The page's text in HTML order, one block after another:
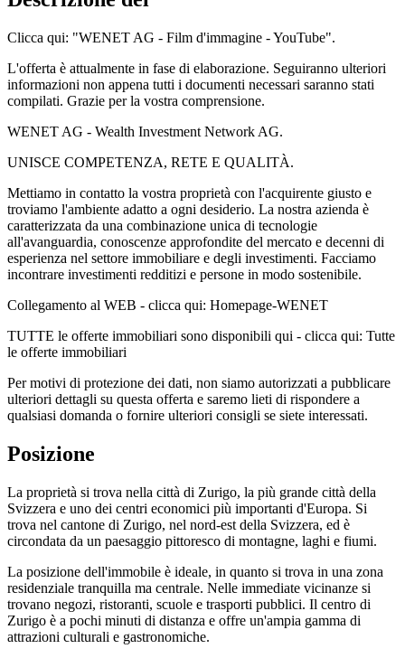
Clicca qui: "WENET AG - Film d'immagine - YouTube".
L'offerta è attualmente in fase di elaborazione. Seguiranno ulteriori
informazioni non appena tutti i documenti necessari saranno stati
compilati. Grazie per la vostra comprensione.
WENET AG - Wealth Investment Network AG.
UNISCE COMPETENZA, RETE E QUALITÀ.
Mettiamo in contatto la vostra proprietà con l'acquirente giusto e
troviamo l'ambiente adatto a ogni desiderio. La nostra azienda è
caratterizzata da una combinazione unica di tecnologie
all'avanguardia, conoscenze approfondite del mercato e decenni di
esperienza nel settore immobiliare e degli investimenti. Facciamo
incontrare investimenti redditizi e persone in modo sostenibile.
Collegamento al WEB - clicca qui: Homepage-WENET
TUTTE le offerte immobiliari sono disponibili qui - clicca qui: Tutte
le offerte immobiliari
Per motivi di protezione dei dati, non siamo autorizzati a pubblicare
ulteriori dettagli su questa offerta e saremo lieti di rispondere a
qualsiasi domanda o fornire ulteriori consigli se siete interessati.
Posizione
La proprietà si trova nella città di Zurigo, la più grande città della
Svizzera e uno dei centri economici più importanti d'Europa. Si
trova nel cantone di Zurigo, nel nord-est della Svizzera, ed è
circondata da un paesaggio pittoresco di montagne, laghi e fiumi.
La posizione dell'immobile è ideale, in quanto si trova in una zona
residenziale tranquilla ma centrale. Nelle immediate vicinanze si
trovano negozi, ristoranti, scuole e trasporti pubblici. Il centro di
Zurigo è a pochi minuti di distanza e offre un'ampia gamma di
attrazioni culturali e gastronomiche.